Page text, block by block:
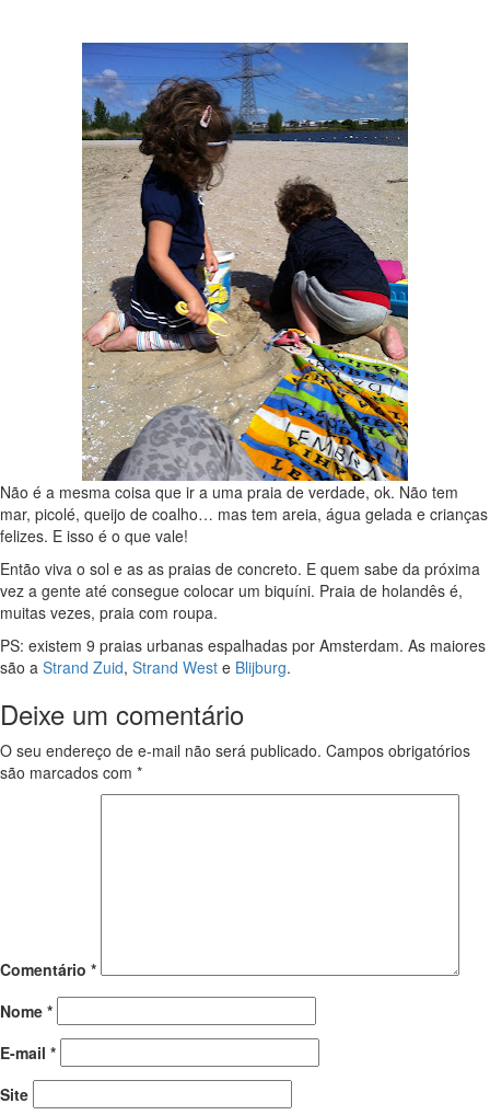
Não é a mesma coisa que ir a uma praia de verdade, ok. Não tem
mar, picolé, queijo de coalho… mas tem areia, água gelada e crianças
felizes. E isso é o que vale!
Então viva o sol e as as praias de concreto. E quem sabe da próxima
vez a gente até consegue colocar um biquíni. Praia de holandês é,
muitas vezes, praia com roupa.
PS: existem 9 praias urbanas espalhadas por Amsterdam. As maiores
são a Strand Zuid, Strand West e Blijburg.
Deixe um comentário
O seu endereço de e-mail não será publicado. Campos obrigatórios
são marcados com *
Comentário *
Nome *
E-mail *
Site